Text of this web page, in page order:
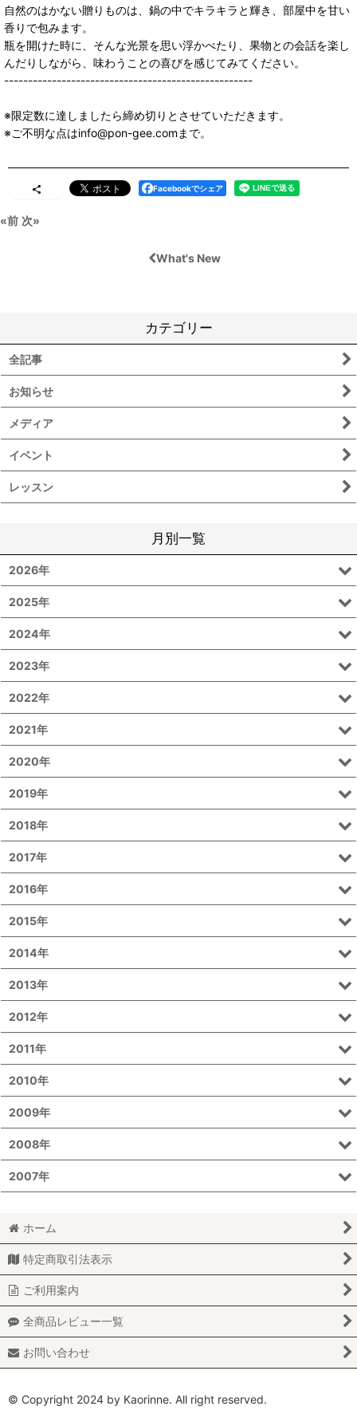
自然のはかない贈りものは、鍋の中でキラキラと輝き、部屋中を甘い
香りで包みます。
瓶を開けた時に、そんな光景を思い浮かべたり、果物との会話を楽し
んだりしながら、味わうことの喜びを感じてみてください。
----------------------------------------------------
※限定数に達しましたら締め切りとさせていただきます。
※ご不明な点はinfo@pon-gee.comまで。
Facebookでシェア
«前 次»
What's New
カテゴリー
全記事
お知らせ
メディア
イベント
レッスン
月別一覧
2026年
2025年
2024年
2023年
2022年
2021年
2020年
2019年
2018年
2017年
2016年
2015年
2014年
2013年
2012年
2011年
2010年
2009年
2008年
2007年
ホーム
特定商取引法表示
ご利用案内
全商品レビュー一覧
お問い合わせ
© Copyright 2024 by Kaorinne. All right reserved.